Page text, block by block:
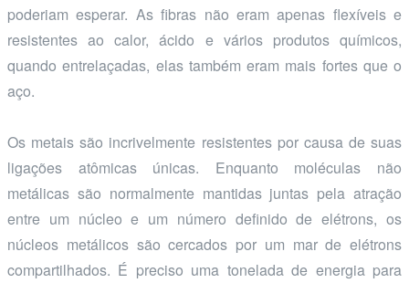
poderiam esperar. As fibras não eram apenas flexíveis e
resistentes ao calor, ácido e vários produtos químicos,
quando entrelaçadas, elas também eram mais fortes que o
aço.
Os metais são incrivelmente resistentes por causa de suas
ligações atômicas únicas. Enquanto moléculas não
metálicas são normalmente mantidas juntas pela atração
entre um núcleo e um número definido de elétrons, os
núcleos metálicos são cercados por um mar de elétrons
compartilhados. É preciso uma tonelada de energia para